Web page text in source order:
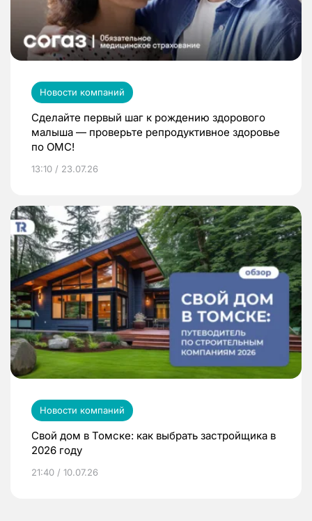
Новости компаний
Сделайте первый шаг к рождению здорового
малыша — проверьте репродуктивное здоровье
по ОМС!
13:10 / 23.07.26
Новости компаний
Свой дом в Томске: как выбрать застройщика в
2026 году
21:40 / 10.07.26